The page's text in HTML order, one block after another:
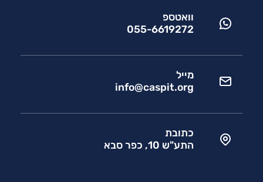
וואטספ
055-6619272
מייל
info@caspit.org
כתובת
התע"ש 10, כפר סבא